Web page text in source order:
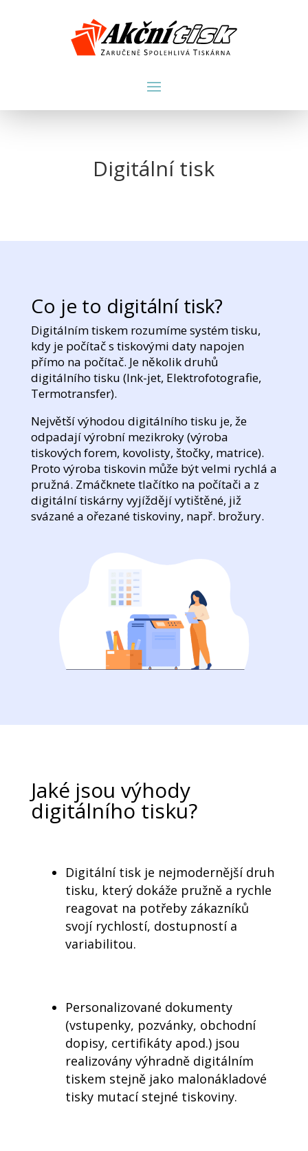
Digitální tisk
Co je to digitální tisk?
Digitálním tiskem rozumíme systém tisku,
kdy je počítač s tiskovými daty napojen
přímo na počítač. Je několik druhů
digitálního tisku (Ink-jet, Elektrofotografie,
Termotransfer).
Největší výhodou digitálního tisku je, že
odpadají výrobní mezikroky (výroba
tiskových forem, kovolisty, štočky, matrice).
Proto výroba tiskovin může být velmi rychlá a
pružná. Zmáčknete tlačítko na počítači a z
digitální tiskárny vyjíždějí vytištěné, již
svázané a ořezané tiskoviny, např. brožury.
Jaké jsou výhody
digitálního tisku?
Digitální tisk je nejmodernější druh
tisku, který dokáže pružně a rychle
reagovat na potřeby zákazníků
svojí rychlostí, dostupností a
variabilitou.
Personalizované dokumenty
(vstupenky, pozvánky, obchodní
dopisy, certifikáty apod.) jsou
realizovány výhradně digitálním
tiskem stejně jako malonákladové
tisky mutací stejné tiskoviny.